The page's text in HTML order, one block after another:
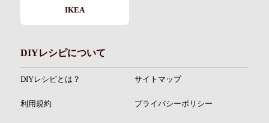
IKEA
DIYレシピについて
DIYレシピとは？ サイトマップ
利用規約 プライバシーポリシー